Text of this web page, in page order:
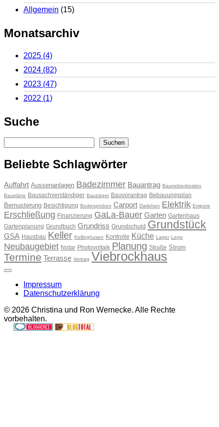
Allgemein (15)
Monatsarchiv
2025 (4)
2024 (82)
2023 (47)
2022 (1)
Suche
Suchen
Beliebte Schlagwörter
Auffahrt Aussenanlagen Badezimmer Bauantrag Baunebenkosten
Baupläne Bausachverständiger Bauträger Bauvorantrag Bebauungsplan
Bemusterung Besichtigung Bodenproben Carport Darlehen Elektrik Empore
Erschließung Finanzierung GaLa-Bauer Garten Gartenhaus
Gartenplanung Grundbuch Grundriss Grundschuld Grundstück
GSA Hausbau Keller Kellinghusen Kontrolle Küche Lager Lego
Neubaugebiet Notar Photovoltaik Planung Straße Strom
Termine Terrasse Vertrag Viebrockhaus
Impressum
Datenschutzerklärung
© 2026 Christina und Ron Wernecke. Alle Rechte
vorbehalten.